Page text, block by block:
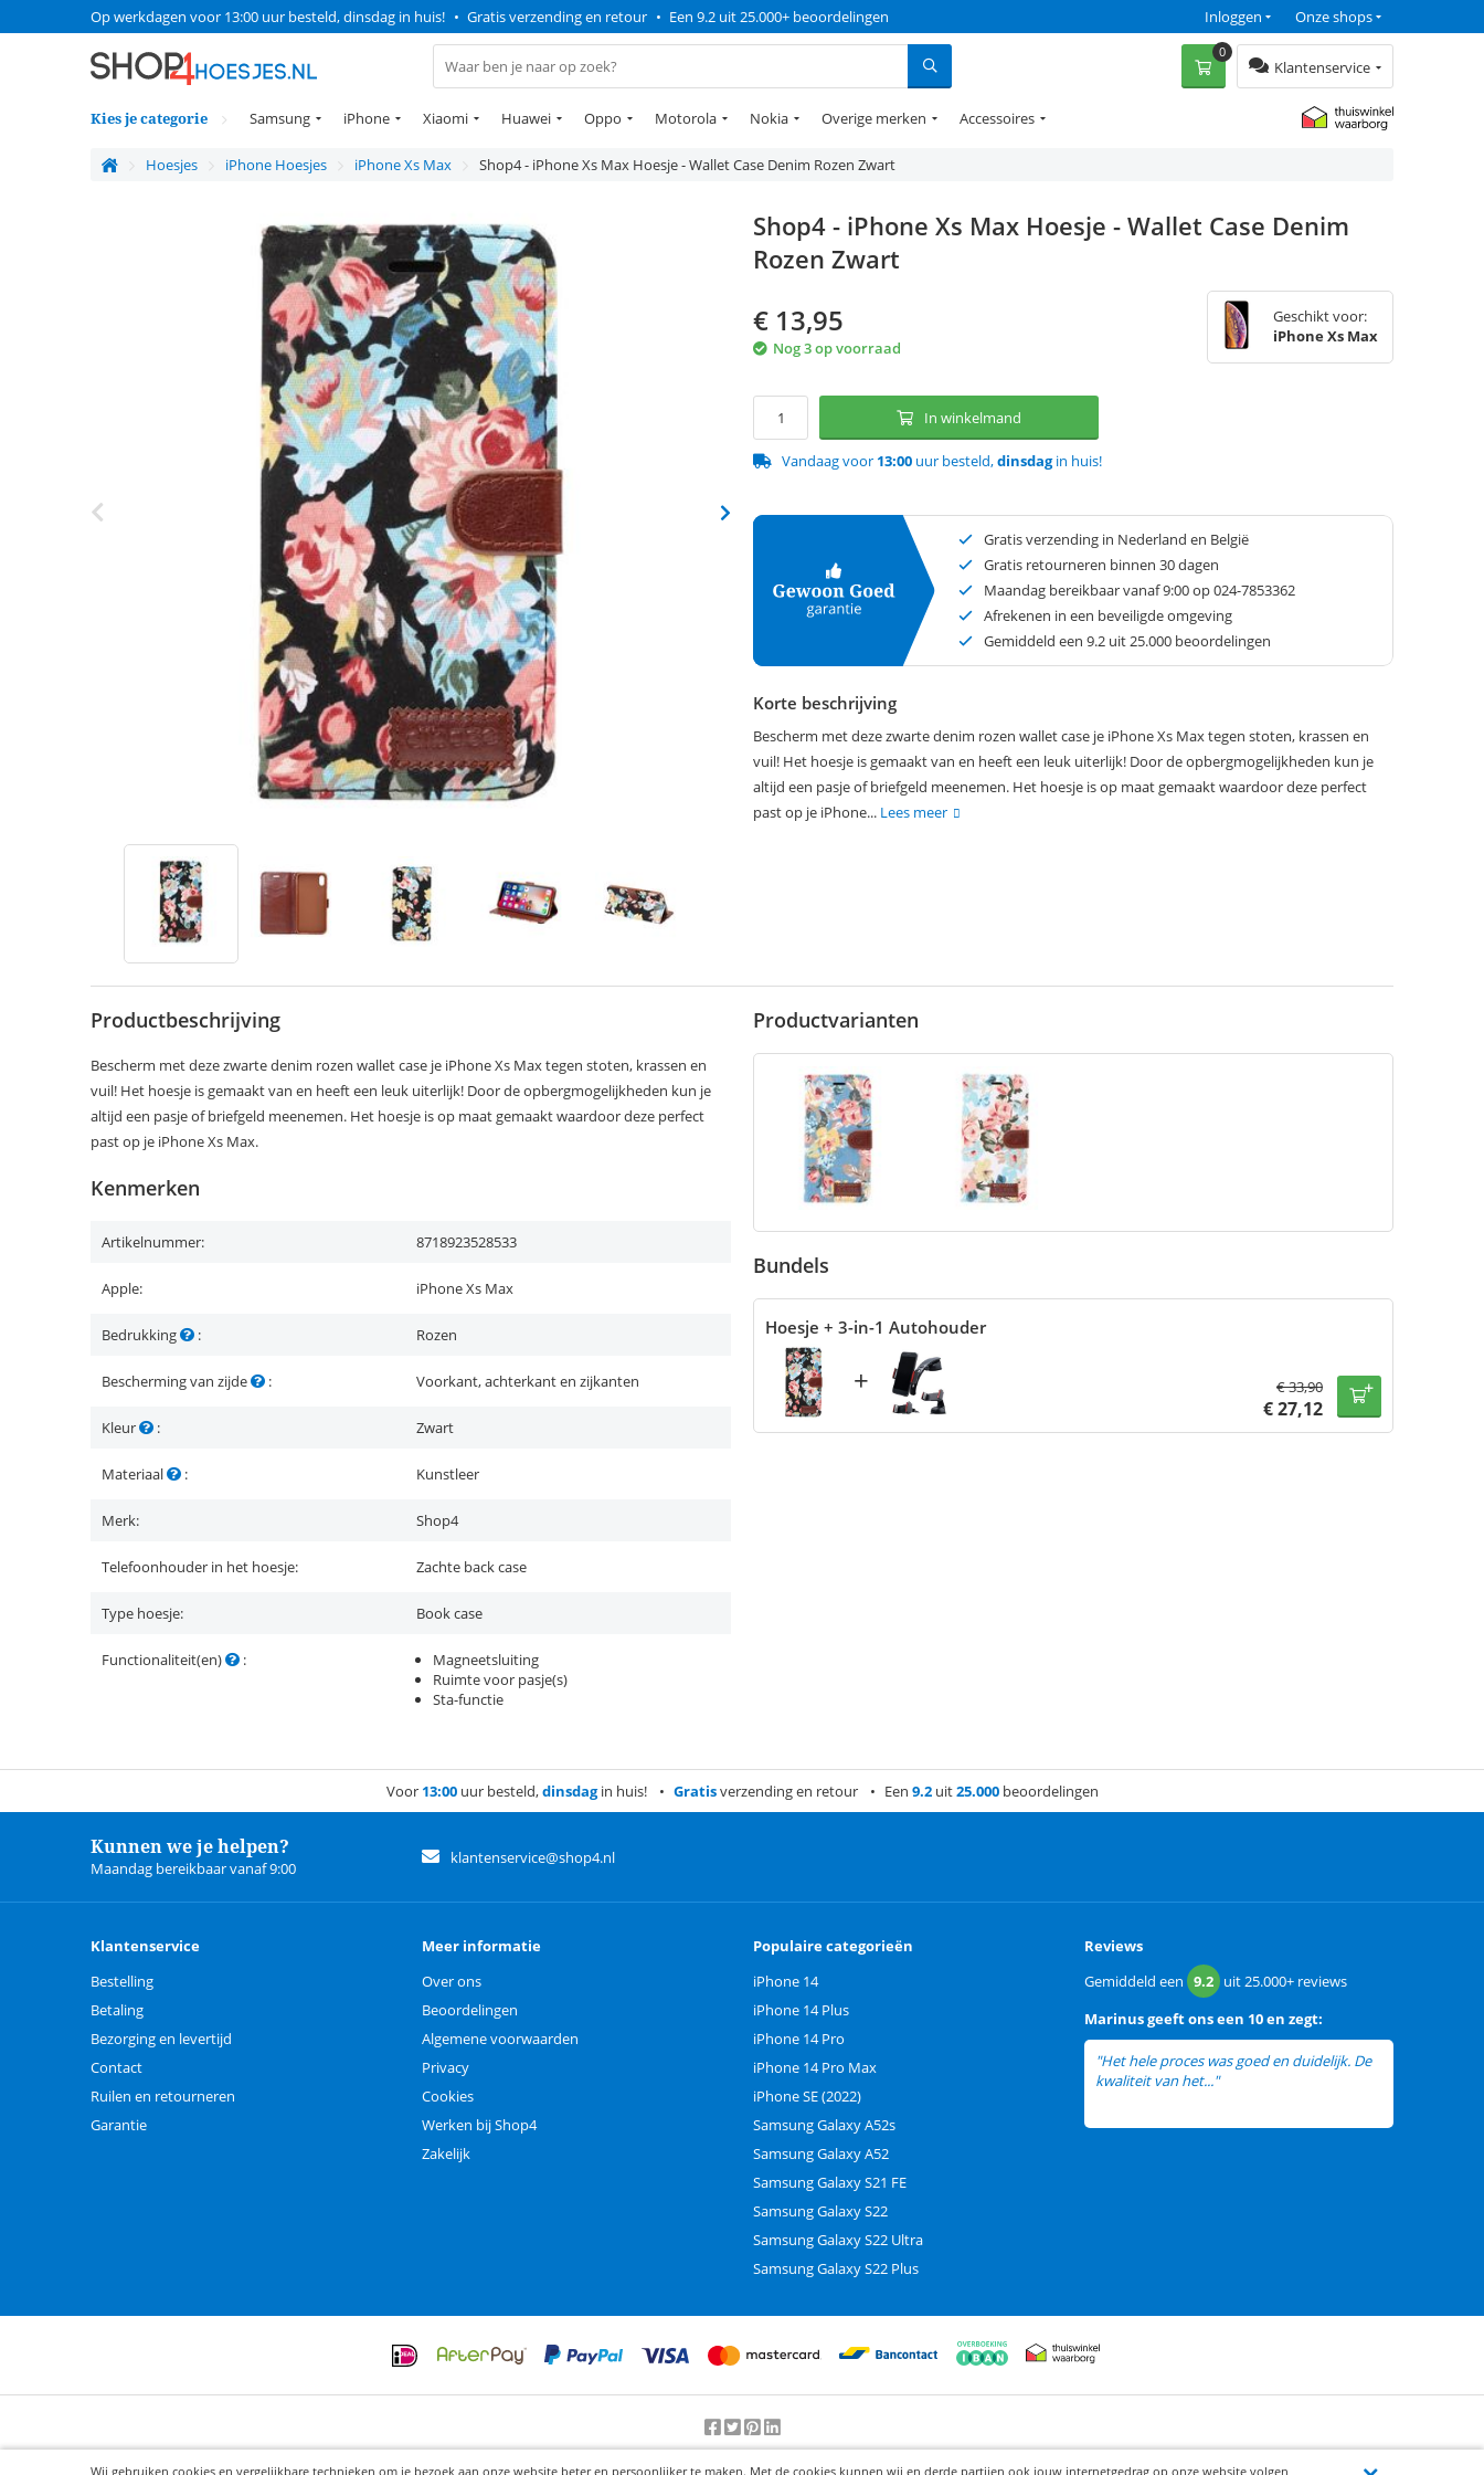
Op werkdagen voor 13:00 uur besteld, dinsdag in huis! • Gratis verzending en retour • Een 9.2 uit 25.000+ beoordelingen Onze shops
Inloggen
Klantenservice
0
Kies je categorie Samsung iPhone Xiaomi Huawei Oppo Motorola Nokia Overige merken Accessoires
Hoesjes iPhone Hoesjes iPhone Xs Max Shop4 - iPhone Xs Max Hoesje - Wallet Case Denim Rozen Zwart
Shop4 - iPhone Xs Max Hoesje - Wallet Case Denim
Rozen Zwart
€ 13,95
Nog 3 op voorraad
Geschikt voor:
iPhone Xs Max
In winkelmand
Vandaag voor 13:00 uur besteld,dinsdagin huis!
Gratis verzending in Nederland en België
Gratis retourneren binnen 30 dagen
Maandag bereikbaar vanaf 9:00 op 024-7853362
Afrekenen in een beveiligde omgeving
Gemiddeld een 9.2 uit 25.000 beoordelingen
Korte beschrijving
Bescherm met deze zwarte denim rozen wallet case je iPhone Xs Max tegen stoten, krassen en
vuil! Het hoesje is gemaakt van en heeft een leuk uiterlijk! Door de opbergmogelijkheden kun je
altijd een pasje of briefgeld meenemen. Het hoesje is op maat gemaakt waardoor deze perfect
past op je iPhone... Lees meer
Productbeschrijving
Bescherm met deze zwarte denim rozen wallet case je iPhone Xs Max tegen stoten, krassen en
vuil! Het hoesje is gemaakt van en heeft een leuk uiterlijk! Door de opbergmogelijkheden kun je
altijd een pasje of briefgeld meenemen. Het hoesje is op maat gemaakt waardoor deze perfect
past op je iPhone Xs Max.
Kenmerken
Artikelnummer: 8718923528533
Apple: iPhone Xs Max
Bedrukking : Rozen
Bescherming van zijde : Voorkant, achterkant en zijkanten
Kleur : Zwart
Materiaal : Kunstleer
Merk: Shop4
Telefoonhouder in het hoesje: Zachte back case
Type hoesje: Book case
Functionaliteit(en) :
Magneetsluiting
Ruimte voor pasje(s)
Sta-functie
Productvarianten
Bundels
Hoesje + 3-in-1 Autohouder
+ €33,90
€27,12
Voor 13:00uur besteld,dinsdagin huis! Gratisverzending en retour Een 9.2uit25.000beoordelingen
Kunnen we je helpen?
Maandag bereikbaar vanaf 9:00
klantenservice@shop4.nl
Klantenservice
Bestelling
Betaling
Bezorging en levertijd
Contact
Ruilen en retourneren
Garantie
Meer informatie
Over ons
Beoordelingen
Algemene voorwaarden
Privacy
Cookies
Werken bij Shop4
Zakelijk
Populaire categorieën
iPhone 14
iPhone 14 Plus
iPhone 14 Pro
iPhone 14 Pro Max
iPhone SE (2022)
Samsung Galaxy A52s
Samsung Galaxy A52
Samsung Galaxy S21 FE
Samsung Galaxy S22
Samsung Galaxy S22 Ultra
Samsung Galaxy S22 Plus
Reviews
Gemiddeld een 9.2 uit25.000+ reviews
Marinusgeeft ons een 10 en zegt:
"Het hele proces was goed en duidelijk. De
kwaliteit van het..."
Beoordeling door klanten:9.2/10-25000beoordelingen
Wij gebruiken cookies en vergelijkbare technieken om je bezoek aan onze website beter en persoonlijker te maken. Met de cookies kunnen wij en derde partijen ook jouw internetgedrag op onze website volgen,